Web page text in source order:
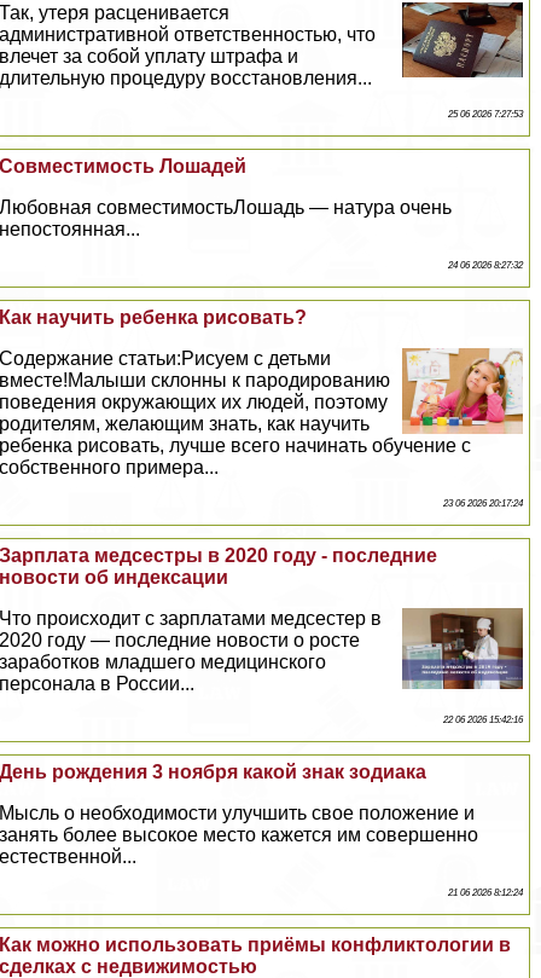
Так, утеря расценивается
административной ответственностью, что
влечет за собой уплату штрафа и
длительную процедуру восстановления...
25 06 2026 7:27:53
Совместимость Лошадей
Любовная совместимостьЛошадь — натура очень
непостоянная...
24 06 2026 8:27:32
Как научить ребенка рисовать?
Содержание статьи:Рисуем с детьми
вместе!Малыши склонны к пародированию
поведения окружающих их людей, поэтому
родителям, желающим знать, как научить
ребенка рисовать, лучше всего начинать обучение с
собственного примера...
23 06 2026 20:17:24
Зарплата медсестры в 2020 году - последние
новости об индексации
Что происходит с зарплатами медсестер в
2020 году — последние новости о росте
заработков младшего медицинского
персонала в России...
22 06 2026 15:42:16
День рождения 3 ноября какой знак зодиака
Мысль о необходимости улучшить свое положение и
занять более высокое место кажется им совершенно
естественной...
21 06 2026 8:12:24
Как можно использовать приёмы конфликтологии в
сделках с недвижимостью